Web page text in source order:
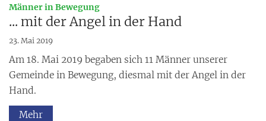
Männer in Bewegung:
... mit der Angel in der Hand
23. Mai 2019
Am 18. Mai 2019 begaben sich 11 Männer unserer
Gemeinde in Bewegung, diesmal mit der Angel in der
Hand.
Mehr